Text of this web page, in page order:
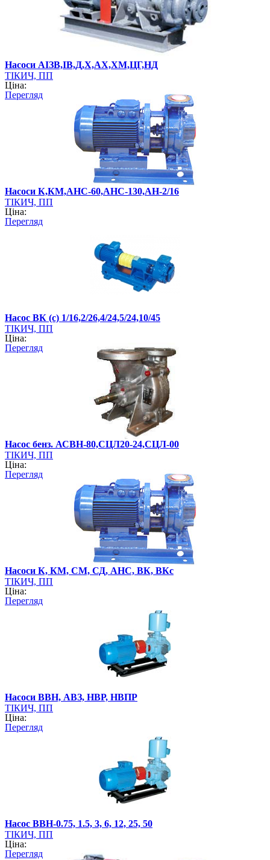
Насоси АІЗВ,ІВ,Д,Х,АХ,ХМ,ЦГ,НД
ТІКИЧ, ПП
Ціна:
Перегляд
Насоси К,КМ,АНС-60,АНС-130,АН-2/16
ТІКИЧ, ПП
Ціна:
Перегляд
Насос ВК (с) 1/16,2/26,4/24,5/24,10/45
ТІКИЧ, ПП
Ціна:
Перегляд
Насос бенз. АСВН-80,СЦЛ20-24,СЦЛ-00
ТІКИЧ, ПП
Ціна:
Перегляд
Насоси К, КМ, СМ, СД, АНС, ВК, ВКс
ТІКИЧ, ПП
Ціна:
Перегляд
Насоси ВВН, АВЗ, НВР, НВПР
ТІКИЧ, ПП
Ціна:
Перегляд
Насос ВВН-0.75, 1.5, 3, 6, 12, 25, 50
ТІКИЧ, ПП
Ціна:
Перегляд